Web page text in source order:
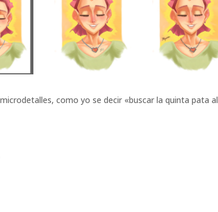
como yo se decir «buscar la quinta pata al